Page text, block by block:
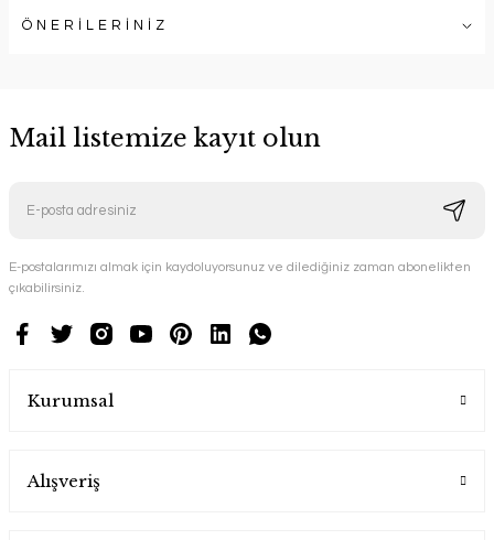
ÖNERİLERİNİZ
Mail listemize kayıt olun
E-postalarımızı almak için kaydoluyorsunuz ve dilediğiniz zaman abonelikten
çıkabilirsiniz.
Kurumsal
Alışveriş